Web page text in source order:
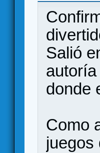
Salió
donde
Como
juegos